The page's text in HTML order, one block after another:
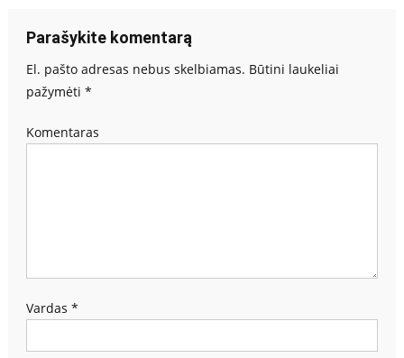
Parašykite komentarą
El. pašto adresas nebus skelbiamas. Būtini laukeliai
pažymėti *
Komentaras
Vardas *